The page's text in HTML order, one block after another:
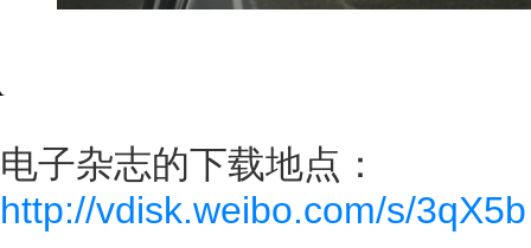
电子杂志的下载地点：
http://vdisk.weibo.com/s/3qX5b